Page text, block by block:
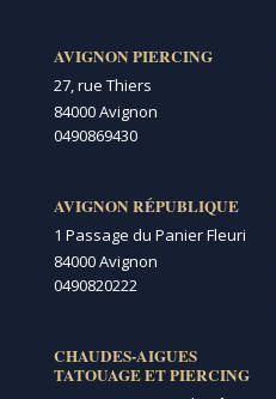
AVIGNON PIERCING
27, rue Thiers
84000 Avignon
0490869430
AVIGNON RÉPUBLIQUE
1 Passage du Panier Fleuri
84000 Avignon
0490820222
CHAUDES-AIGUES
TATOUAGE ET PIERCING